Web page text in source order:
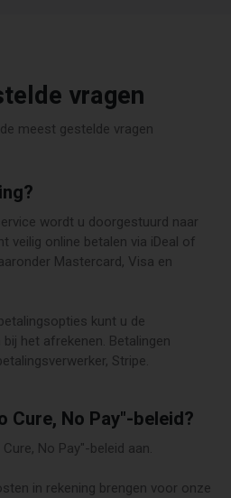
vragen
meest gestelde vragen
wordt u doorgestuurd naar
veilig online betalen via iDeal of
Mastercard, Visa en
kunt u de
het afrekenen. Betalingen
Stripe.
Cure, No Pay"-beleid?
No Pay"-beleid aan.
in rekening brengen voor onze